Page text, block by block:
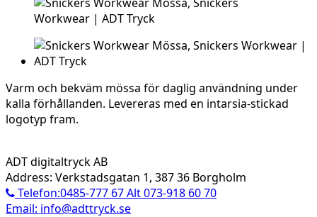
Varm och bekväm mössa för daglig användning under
kalla förhållanden. Levereras med en intarsia-stickad
logotyp fram.
ADT digitaltryck AB
Address: Verkstadsgatan 1, 387 36 Borgholm
Telefon:0485-777 67 Alt 073-918 60 70
Email: info@adttryck.se